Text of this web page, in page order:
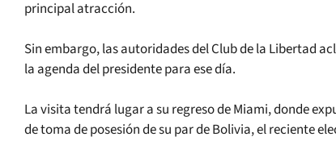
principal atracción.
Sin embargo, las autoridades del Club de la Libertad
la agenda del presidente para ese día.
La visita tendrá lugar a su regreso de Miami, donde
de toma de posesión de su par de Bolivia, el reciente